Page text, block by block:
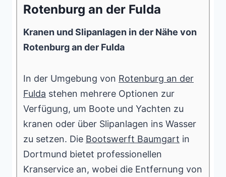
Rotenburg an der Fulda
Kranen und Slipanlagen in der Nähe von
Rotenburg an der Fulda
In der Umgebung von Rotenburg an der
Fulda stehen mehrere Optionen zur
Verfügung, um Boote und Yachten zu
kranen oder über Slipanlagen ins Wasser
zu setzen. Die Bootswerft Baumgart in
Dortmund bietet professionellen
Kranservice an, wobei die Entfernung von